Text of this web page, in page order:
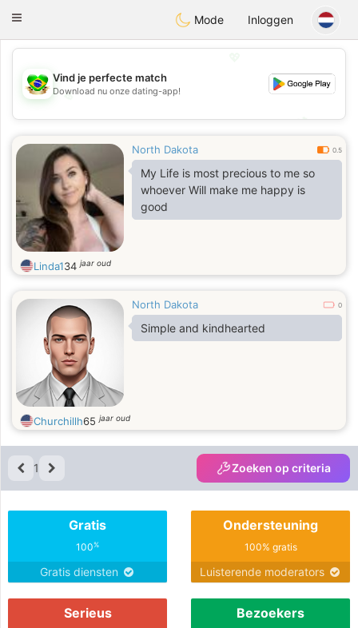
Conversar
Toggle
Mode Inloggen
💖
💕
Vind je perfecte match
Download nu onze dating-app!
North Dakota 0.5
My Life is most precious to me so
whoever Will make me happy is
good
Linda134jaar oud
North Dakota 0
Simple and kindhearted
Churchillh65jaar oud
1 Zoeken op criteria
Gratis
100%
Gratis diensten
Ondersteuning
100% gratis
Luisterende moderators
Serieus Bezoekers